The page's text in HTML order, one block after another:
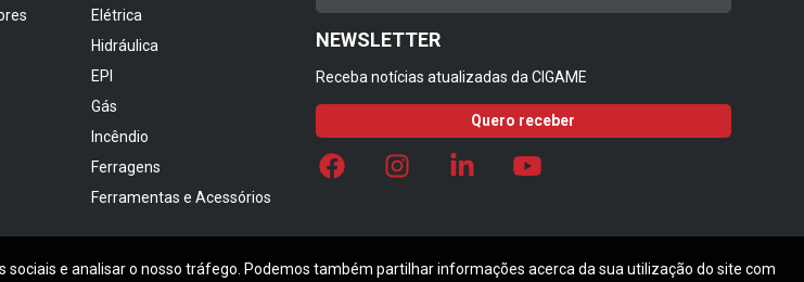
Elétrica
Hidráulica
EPI
Gás
Incêndio
Ferragens
Ferramentas e Acessórios
NEWSLETTER
Receba notícias atualizadas da CIGAME
Quero receber
e analisar o nosso tráfego. Podemos também partilhar informações acerca da sua utilização do site com